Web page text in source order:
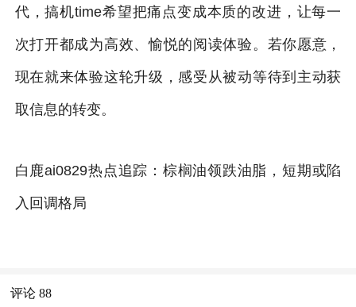
代，搞机time希望把痛点变成本质的改进，让每一
次打开都成为高效、愉悦的阅读体验。若你愿意，
现在就来体验这轮升级，感受从被动等待到主动获
取信息的转变。
白鹿ai0829热点追踪：棕榈油领跌油脂，短期或陷
入回调格局
评论 88